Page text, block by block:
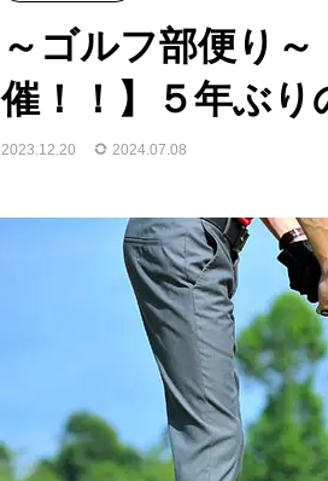
～ゴルフ部便り
催！！】５年ぶり
2023.12.20 2024.07.08